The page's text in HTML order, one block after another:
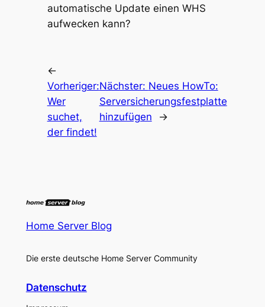
automatische Update einen WHS
aufwecken kann?
←
Vorheriger:
Wer
suchet,
der findet!
Nächster: Neues HowTo:
Serversicherungsfestplatte
hinzufügen
→
Home Server Blog
Die erste deutsche Home Server Community
Datenschutz